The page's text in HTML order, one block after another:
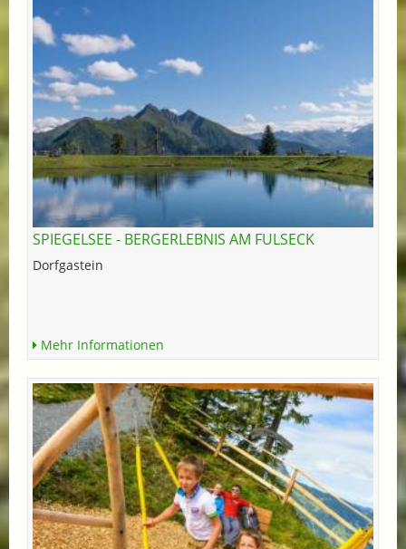
SPIEGELSEE - BERGERLEBNIS AM FULSECK
Dorfgastein
Mehr Informationen